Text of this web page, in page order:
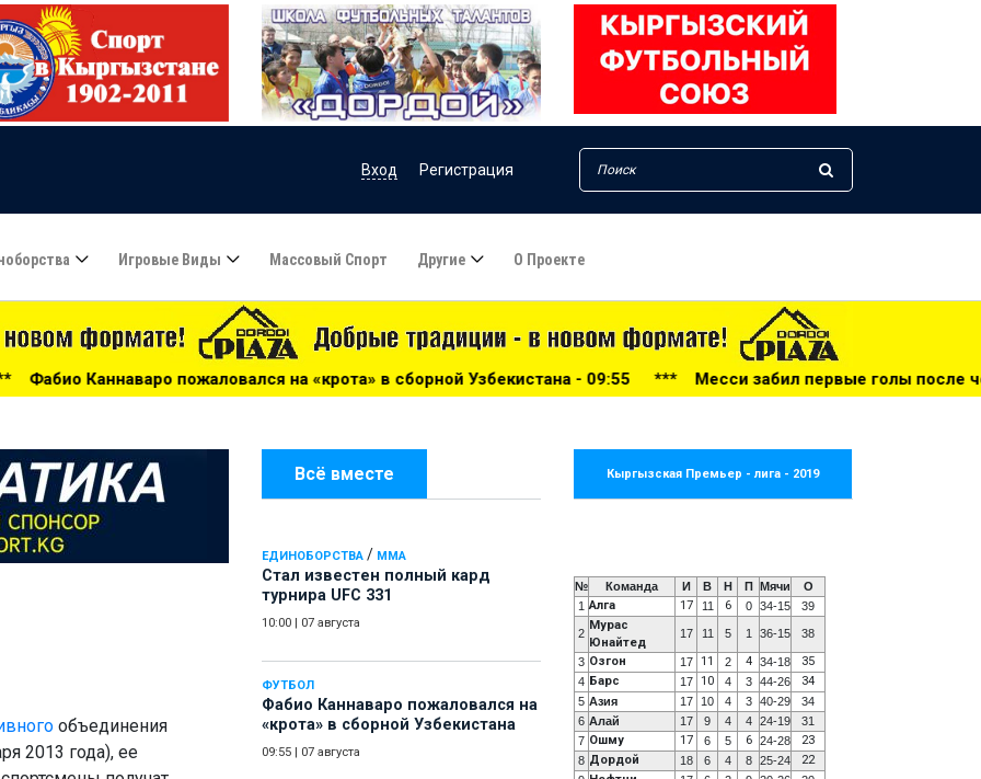
Вход Регистрация
Игровые Виды Массовый Спорт Другие О Проекте
на «крота» в сборной Узбекистана - 09:55 ***Месси забил первые голы после чемпионата мира-
Всё вместе
ЕДИНОБОРСТВА / ММА
Стал известен полный кард
турнира UFC 331
10:00 07 августа
ФУТБОЛ
Фабио Каннаваро пожаловался на
«крота» в сборной Узбекистана
09:55 07 августа
объединения
2013 года), ее
Кыргызская Премьер - лига - 2019
№ Команда И В Н П Мячи
О
1 Алга 17 11 6 0 34-15 39
2
Мурас
Юнайтед
17 11 5 1 36-15 38
3 Озгон 17 11 2 4 34-18 35
4 Барс 17 10 4 3 44-26 34
5 Азия 17 10 4 3 40-29
34
6 Алай 17 9 4 4 24-19
31
7 Ошму 17 6 5 6 24-28 23
8 Дордой 18 6 4 8 25-24 22